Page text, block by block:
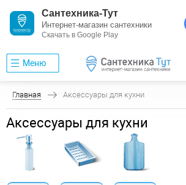
Сантехника-Тут
Интернет-магазин сантехники
Скачать в Google Play
Меню
Главная Аксессуары для кухни
Аксессуары для кухни